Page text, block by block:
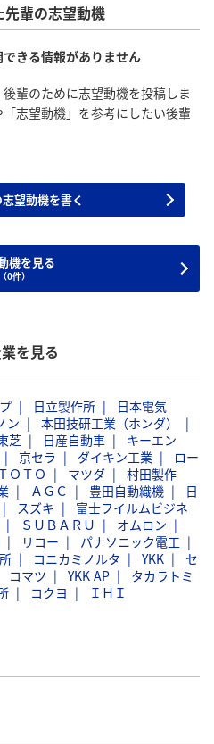
輩の志望動機
きる情報がありません
輩のために志望動機を投稿しま
志望動機」を参考にしたい後輩
望動機を書く
機を見る
（0件）
を見る
日立製作所
日本電気
ン
本田技研工業（ホンダ）
芝 日産自動車
キーエン
京セラ ダイキン工業
ロー
ＯＴＯ マツダ
村田製作
ＡＧＣ 豊田自動織機
日
スズキ
富士フイルムビジネ
ＳＵＢＡＲＵ
オムロン
リコー
パナソニック電工
コニカミノルタ YKK
セ
コマツ YKK AP
タカラトミ
コクヨ ＩＨＩ